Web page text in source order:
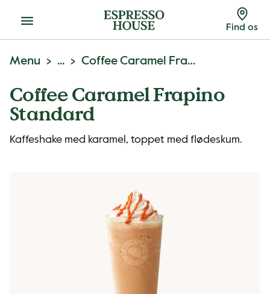
Menu Find os
Menu ... Coffee Caramel Frapino
Coffee Caramel Frapino
Standard
Kaffeshake med karamel, toppet med flødeskum.